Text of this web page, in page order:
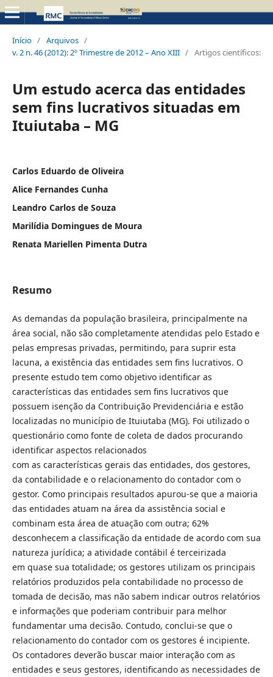
Início / Arquivos /
v. 2 n. 46 (2012): 2º Trimestre de 2012 – Ano XIII / Artigos científicos:
Um estudo acerca das entidades
sem fins lucrativos situadas em
Ituiutaba – MG
Carlos Eduardo de Oliveira
Alice Fernandes Cunha
Leandro Carlos de Souza
Marilídia Domingues de Moura
Renata Mariellen Pimenta Dutra
Resumo
As demandas da população brasileira, principalmente na
área social, não são completamente atendidas pelo Estado e
pelas empresas privadas, permitindo, para suprir esta
lacuna, a existência das entidades sem fins lucrativos. O
presente estudo tem como objetivo identificar as
características das entidades sem fins lucrativos que
possuem isenção da Contribuição Previdenciária e estão
localizadas no município de Ituiutaba (MG). Foi utilizado o
questionário como fonte de coleta de dados procurando
identificar aspectos relacionados
com as características gerais das entidades, dos gestores,
da contabilidade e o relacionamento do contador com o
gestor. Como principais resultados apurou-se que a maioria
das entidades atuam na área da assistência social e
combinam esta área de atuação com outra; 62%
desconhecem a classificação da entidade de acordo com sua
natureza jurídica; a atividade contábil é terceirizada
em quase sua totalidade; os gestores utilizam os principais
relatórios produzidos pela contabilidade no processo de
tomada de decisão, mas não sabem indicar outros relatórios
e informações que poderiam contribuir para melhor
fundamentar uma decisão. Contudo, conclui-se que o
relacionamento do contador com os gestores é incipiente.
Os contadores deverão buscar maior interação com as
entidades e seus gestores, identificando as necessidades de